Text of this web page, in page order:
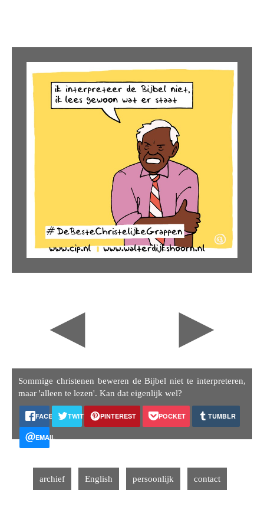
◄ ►
Sommige christenen beweren de Bijbel niet te interpreteren,
maar 'alleen te lezen'. Kan dat eigenlijk wel?
FACEBOOKTWITTER PINTEREST POCKET TUMBLR
EMAIL
archief English persoonlijk contact